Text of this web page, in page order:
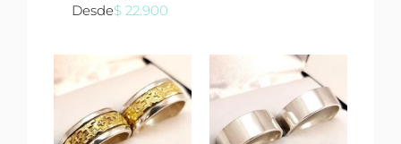
Desde$ 22.900